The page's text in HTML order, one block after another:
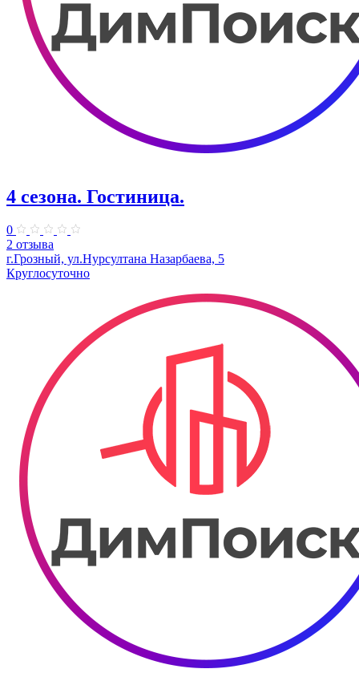
4 сезона. Гостиница.
0
2 отзыва
г.Грозный, ул.Нурсултана Назарбаева, 5
Круглосуточно